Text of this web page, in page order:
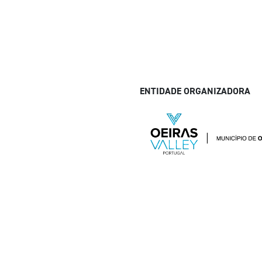
ENTIDADE ORGANIZADORA